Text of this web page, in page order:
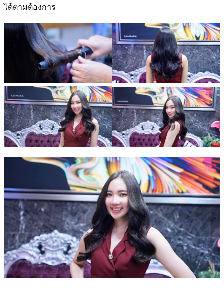
ได้ตามต้องการ